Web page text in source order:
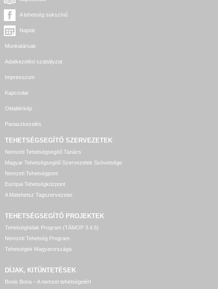
A tehetség sokszínű
Naptár
Munkatársak
Adatkezelési szabályzat
Impresszum
Kapcsolat
Oldaltérkép
Panaszkezelés
TEHETSÉGSEGÍTŐ SZERVEZETEK
Nemzeti Tehetségsegítő Tanács
Magyar Tehetségsegítő Szervezetek Szövetsége
Nemzeti Tehetségpont
Európai Tehetségközpont
A Matehetsz Tagszervezetei
TEHETSÉGSEGÍTŐ PROJEKTEK
Tehetséghidak Program (TÁMOP 3.4.5)
Nemzeti Tehetség Program
Tehetségek Magyarországa
DÍJAK, KITÜNTETÉSEK
Bonis Bona – A nemzet tehetségeiért